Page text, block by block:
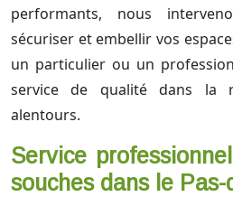
performants, nous
sécuriser et embellir vos
un particulier ou un
service de qualité dans la
alentours.
Service
souches dans le Pas-